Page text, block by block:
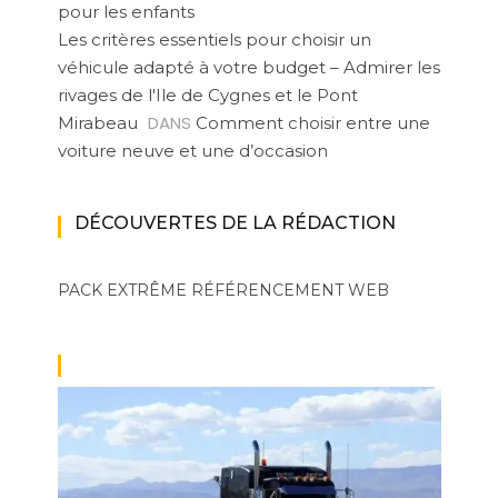
pour les enfants
Les critères essentiels pour choisir un
véhicule adapté à votre budget – Admirer les
rivages de l'Ile de Cygnes et le Pont
Mirabeau DANS Comment choisir entre une
voiture neuve et une d’occasion
DÉCOUVERTES DE LA RÉDACTION
PACK EXTRÊME RÉFÉRENCEMENT WEB